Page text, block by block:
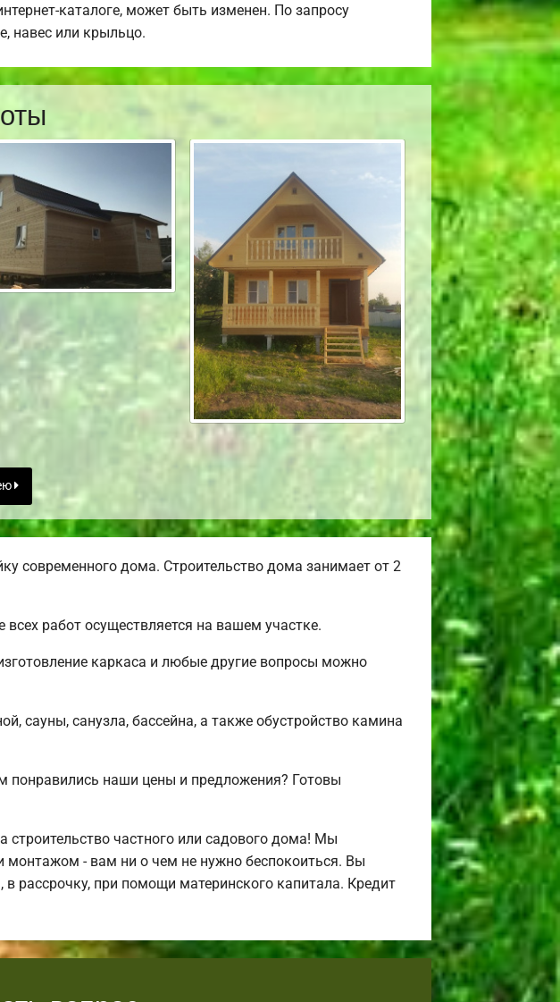
каталоге, может быть изменен. По запросу
навес или крыльцо.
современного дома. Строительство дома занимает от 2
работ осуществляется на вашем участке.
каркаса и любые другие вопросы можно
сауны, санузла, бассейна, а также обустройство камина
понравились наши цены и предложения? Готовы
частного или садового дома! Мы
монтажом - вам ни о чем не нужно беспокоиться. Вы
рассрочку, при помощи материнского капитала. Кредит